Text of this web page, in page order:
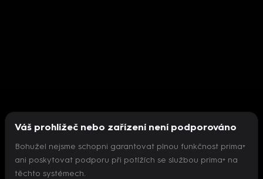
Nepodařilo se inicializovat přehrávač
Váš prohlížeč nebo zařízení není podporováno
Bohužel nejsme schopni garantovat plnou funkčnost prima+
ani poskytovat podporu při potížích se službou prima+ na
těchto systémech.